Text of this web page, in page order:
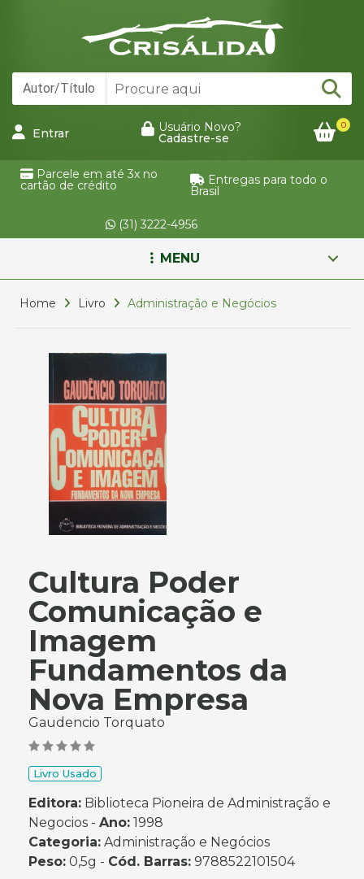
Entrar Usuário Novo?
Cadastre-se
0
Parcele em até 3x no
cartão de crédito Entregas para todo o
Brasil
(31) 3222-4956
MENU
Home Livro Administração e Negócios
Cultura Poder
Comunicação e
Imagem
Fundamentos da
Nova Empresa
Gaudencio Torquato
Livro Usado
Editora: Biblioteca Pioneira de Administração e
Negocios - Ano: 1998
Categoria: Administração e Negócios
Peso: 0,5g - Cód. Barras: 9788522101504